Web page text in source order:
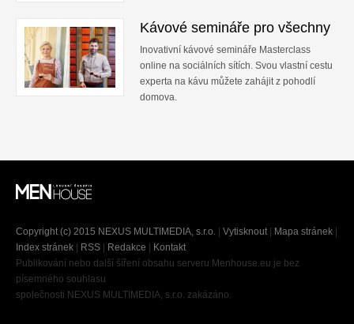
Kávové semináře pro všechny
Inovativní kávové semináře Masterclass
online na sociálních sítích. Svou vlastní cestu
experta na kávu můžete zahájit z pohodlí
domova.
Copyright (c) 2015 NEXUS MULTIMEDIA, s.r.o. | Vytisknout | Mapa stránek |
Index stránek | RSS | Redakce | Kontakt
Publikování nebo další šíření obsahu serveru Menhouse.eu je bez
písemného souhlasu
společnosti NEXUS MULTIMEDIA, s.r.o. zakázáno.